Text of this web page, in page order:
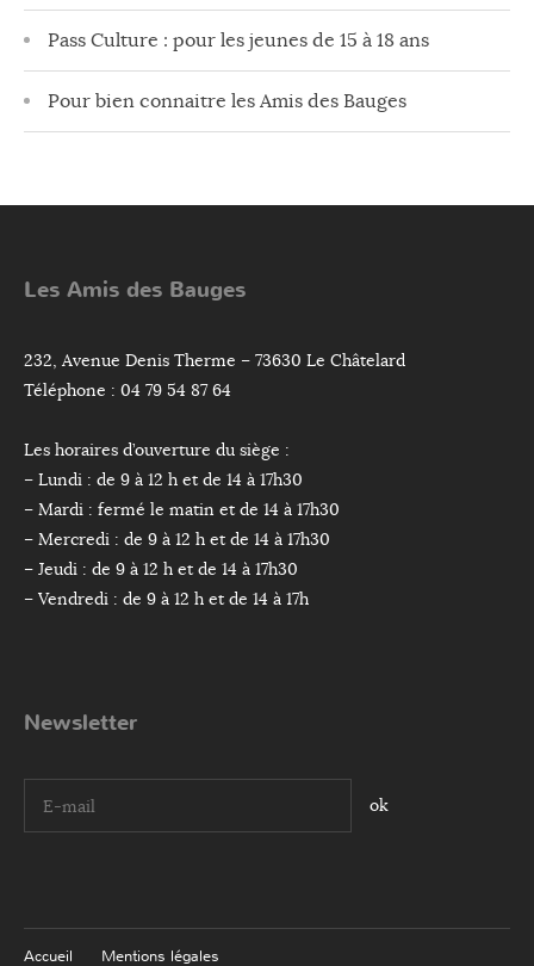
Pass Culture : pour les jeunes de 15 à 18 ans
Pour bien connaitre les Amis des Bauges
Les Amis des Bauges
232, Avenue Denis Therme – 73630 Le Châtelard
Téléphone : 04 79 54 87 64
Les horaires d’ouverture du siège :
– Lundi : de 9 à 12 h et de 14 à 17h30
– Mardi : fermé le matin et de 14 à 17h30
– Mercredi : de 9 à 12 h et de 14 à 17h30
– Jeudi : de 9 à 12 h et de 14 à 17h30
– Vendredi : de 9 à 12 h et de 14 à 17h
Newsletter
I agree terms and conditions.*
Accueil Mentions légales